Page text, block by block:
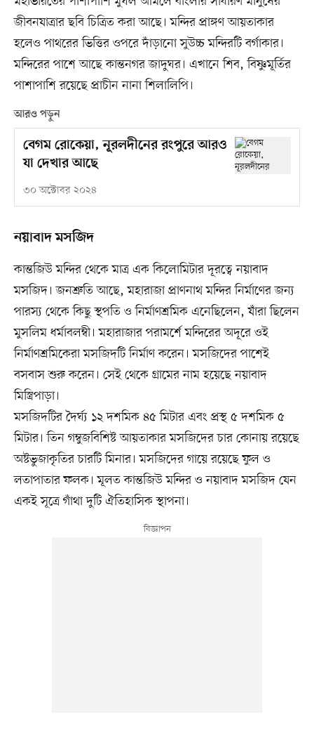
জীবনযাত্রার ছবি চিত্রিত করা আছে। মন্দির প্রাঙ্গণ আয়তাকার
হলেও পাথরের ভিত্তির ওপরে দাঁড়ানো সুউচ্চ মন্দিরটি বর্গাকার।
মন্দিরের পাশে আছে কান্তনগর জাদুঘর। এখানে শিব, বিষ্ণুমূর্তির
পাশাপাশি রয়েছে প্রাচীন নানা শিলালিপি।
আরও পড়ুন
বেগম রোকেয়া, নূরলদীনের রংপুরে আরও
যা দেখার আছে
৩০ অক্টোবর ২০২৪
নয়াবাদ মসজিদ
কান্তজিউ মন্দির থেকে মাত্র এক কিলোমিটার দূরত্বে নয়াবাদ
মসজিদ। জনশ্রুতি আছে, মহারাজা প্রাণনাথ মন্দির নির্মাণের জন্য
পারস্য থেকে কিছু স্থপতি ও নির্মাণশ্রমিক এনেছিলেন, যাঁরা ছিলেন
মুসলিম ধর্মাবলম্বী। মহারাজার পরামর্শে মন্দিরের অদূরে ওই
নির্মাণশ্রমিকেরা মসজিদটি নির্মাণ করেন। মসজিদের পাশেই
বসবাস শুরু করেন। সেই থেকে গ্রামের নাম হয়েছে নয়াবাদ
মিস্ত্রিপাড়া।
মসজিদটির দৈর্ঘ্য ১২ দশমিক ৪৫ মিটার এবং প্রস্থ ৫ দশমিক ৫
মিটার। তিন গম্বুজবিশিষ্ট আয়তাকার মসজিদের চার কোনায় রয়েছে
অষ্টভুজাকৃতির চারটি মিনার। মসজিদের গায়ে রয়েছে ফুল ও
লতাপাতার ফলক। মূলত কান্তজিউ মন্দির ও নয়াবাদ মসজিদ যেন
একই সূত্রে গাঁথা দুটি ঐতিহাসিক স্থাপনা।